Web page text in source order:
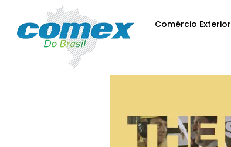
Comércio Exterior